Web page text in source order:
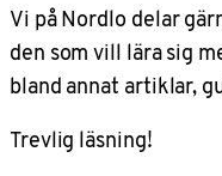
Vi på Nordlo delar
den som vill lära sig
bland annat artiklar,
Trevlig läsning!